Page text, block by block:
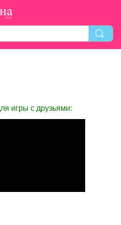
игры с друзьями: